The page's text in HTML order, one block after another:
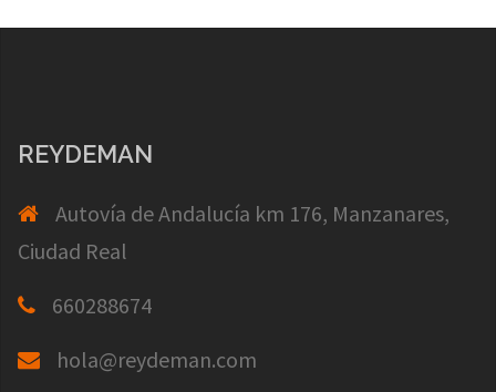
REYDEMAN
Autovía de Andalucía km 176, Manzanares,
Ciudad Real
660288674
hola@reydeman.com